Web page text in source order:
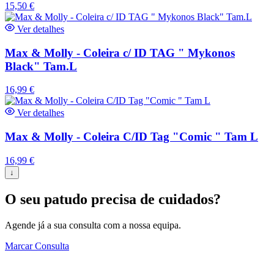
15,50 €
Ver detalhes
Max & Molly - Coleira c/ ID TAG " Mykonos
Black" Tam.L
16,99 €
Ver detalhes
Max & Molly - Coleira C/ID Tag "Comic " Tam L
16,99 €
↓
O seu patudo precisa de cuidados?
Agende já a sua consulta com a nossa equipa.
Marcar Consulta